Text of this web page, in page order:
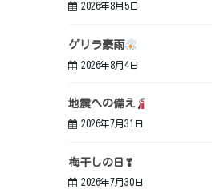
2026年8月5日
ゲリラ豪雨
2026年8月4日
地震への備え
2026年7月31日
梅干しの日❣
2026年7月30日